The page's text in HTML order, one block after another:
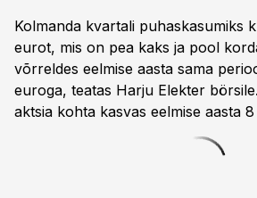
Kolmanda kvartali puhaskasumiks
eurot, mis on pea kaks ja pool
võrreldes eelmise aasta sama
euroga, teatas Harju Elekter
aktsia kohta kasvas eelmise aasta